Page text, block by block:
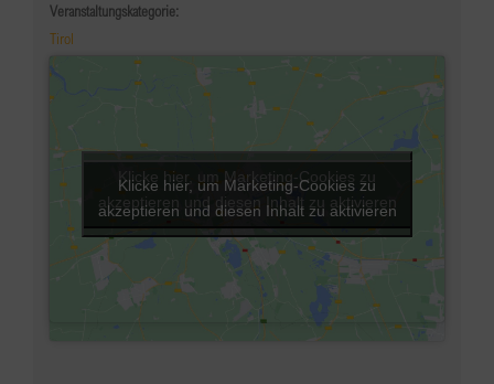
Veranstaltungskategorie:
Tirol
Klicke hier, um Marketing-Cookies zu
akzeptieren und diesen Inhalt zu aktivieren
Klicke hier, um Marketing-Cookies zu
akzeptieren und diesen Inhalt zu aktivieren